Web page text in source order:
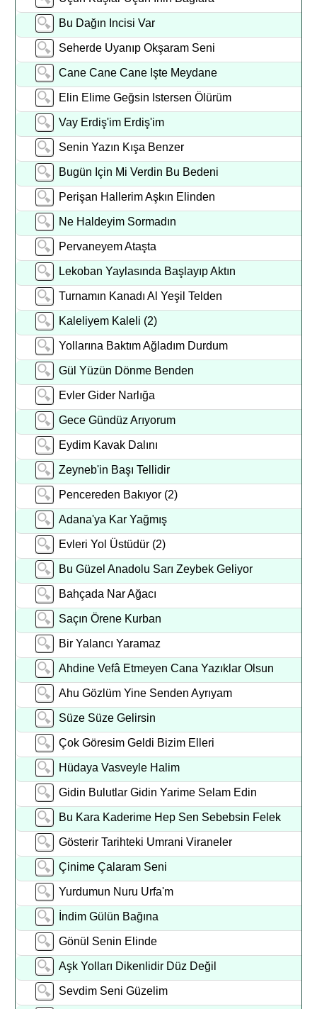
Bu Dağın Incisi Var
Seherde Uyanıp Okşaram Seni
Cane Cane Cane Işte Meydane
Elin Elime Geğsin Istersen Ölürüm
Vay Erdiş'im Erdiş'im
Senin Yazın Kışa Benzer
Bugün Için Mi Verdin Bu Bedeni
Perişan Hallerim Aşkın Elinden
Ne Haldeyim Sormadın
Pervaneyem Ataşta
Lekoban Yaylasında Başlayıp Aktın
Turnamın Kanadı Al Yeşil Telden
Kaleliyem Kaleli (2)
Yollarına Baktım Ağladım Durdum
Gül Yüzün Dönme Benden
Evler Gider Narlığa
Gece Gündüz Arıyorum
Eydim Kavak Dalını
Zeyneb'in Başı Tellidir
Pencereden Bakıyor (2)
Adana'ya Kar Yağmış
Evleri Yol Üstüdür (2)
Bu Güzel Anadolu Sarı Zeybek Geliyor
Bahçada Nar Ağacı
Saçın Örene Kurban
Bir Yalancı Yaramaz
Ahdine Vefâ Etmeyen Cana Yazıklar Olsun
Ahu Gözlüm Yine Senden Ayrıyam
Süze Süze Gelirsin
Çok Göresim Geldi Bizim Elleri
Hüdaya Vasveyle Halim
Gidin Bulutlar Gidin Yarime Selam Edin
Bu Kara Kaderime Hep Sen Sebebsin Felek
Gösterir Tarihteki Umrani Viraneler
Çinime Çalaram Seni
Yurdumun Nuru Urfa'm
İndim Gülün Bağına
Gönül Senin Elinde
Aşk Yolları Dikenlidir Düz Değil
Sevdim Seni Güzelim